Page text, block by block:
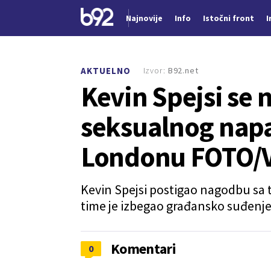
Najnovije Info Istočni front
AKTUELNO
Kevin Spejsi se
seksualnog
Londonu FOTO/
Kevin Spejsi postigao nagodbu
time je izbegao građansko
Izvor: B92.net
0 Komentari